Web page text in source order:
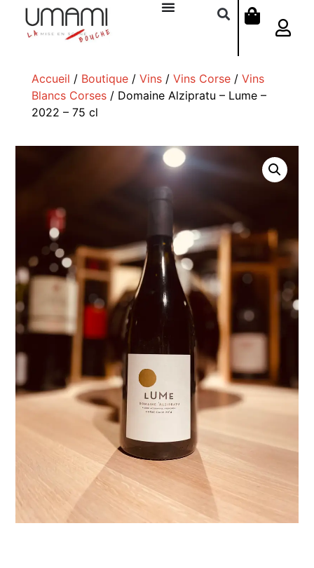
Accueil / Boutique/ Vins/ Vins Corse/ Vins
Blancs Corses/ Domaine Alzipratu – Lume –
2022 – 75 cl